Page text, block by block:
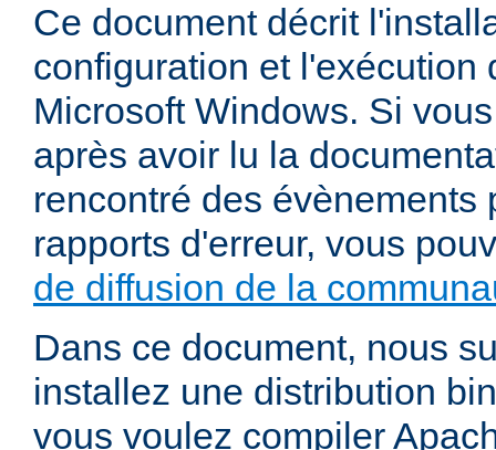
Ce document décrit
configuration et l'exécution
Microsoft Windows. Si
après avoir lu la
rencontré des évènements
rapports d'erreur, vous
de diffusion de la
Dans ce document, nous
installez une distribution
vous voulez compiler